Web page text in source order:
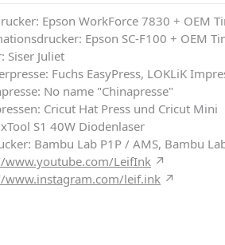
Epson WorkForce 7830 + OEM
Epson SC-F100 + OEM
Siser Juliet
Fuchs EasyPress, LOKLiK
No name "Chinapresse"
Cricut Hat Press und Cricut Mini
S1 40W Diodenlaser
Bambu Lab P1P / AMS, Bambu
www.youtube.com/LeifInk
www.instagram.com/leif.ink